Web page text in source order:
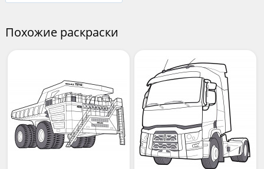
Похожие раскраски